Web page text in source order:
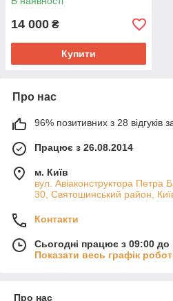
14 000 ₴
Купити
Про нас
96% позитивних з 28 відгуків
Працює з 26.08.2014
м. Київ
вул. Авіаконструктора Петра
30, Святошинський район,
Контакти
Сьогодні працює з 09:00 до
Показати весь графік
Про нас